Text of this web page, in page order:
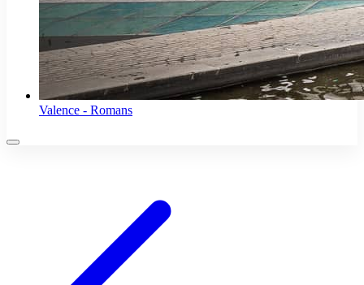
Valence - Romans